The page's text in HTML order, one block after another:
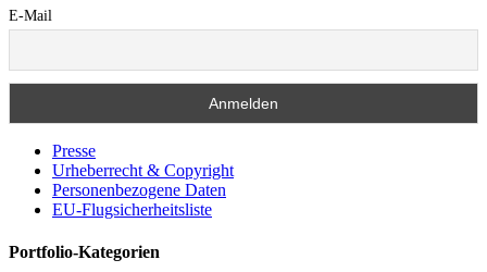
E-Mail
Presse
Urheberrecht & Copyright
Personenbezogene Daten
EU-Flugsicherheitsliste
Portfolio-Kategorien